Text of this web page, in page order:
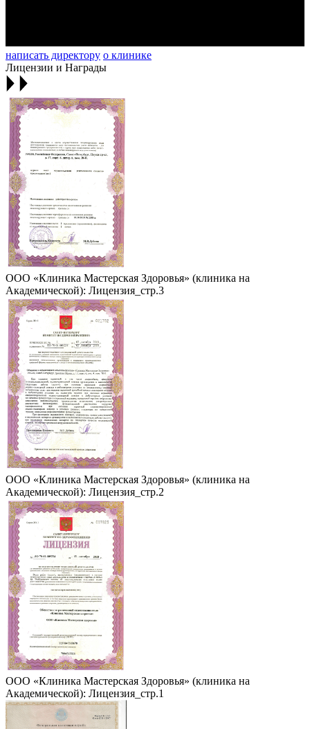
написать директору о клинике
Лицензии и Награды
ООО «Клиника Мастерская Здоровья» (клиника на
Академической): Лицензия_стр.3
ООО «Клиника Мастерская Здоровья» (клиника на
Академической): Лицензия_стр.2
ООО «Клиника Мастерская Здоровья» (клиника на
Академической): Лицензия_стр.1